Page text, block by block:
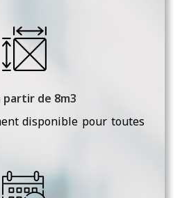
partir de 8m3
disponible pour toutes